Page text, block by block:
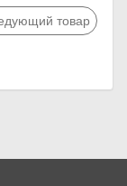
товар